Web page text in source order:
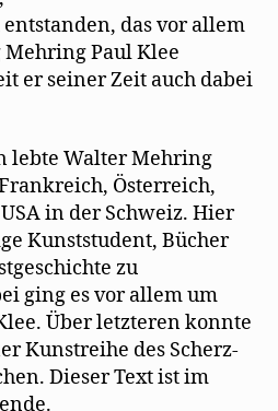
das vor allem
Paul Klee
er seiner Zeit auch dabei
lebte Walter Mehring
Österreich,
in der Schweiz. Hier
Kunststudent, Bücher
zu
ging es vor allem um
Über letzteren konnte
Kunstreihe des Scherz-
Dieser Text ist im